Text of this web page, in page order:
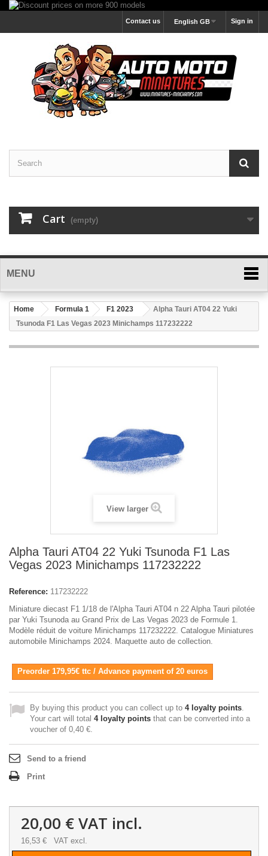
Sign in
English GB
Contact us
Cart (empty)
MENU
Home Formula 1 F1 2023
Alpha Tauri AT04 22 Yuki
Tsunoda F1 Las Vegas 2023 Minichamps 117232222
View larger
Alpha Tauri AT04 22 Yuki Tsunoda F1 Las
Vegas 2023 Minichamps 117232222
Reference: 117232222
Miniature diecast F1 1/18 de l'Alpha Tauri AT04 n 22 Alpha Tauri pilotée
par Yuki Tsunoda au Grand Prix de Las Vegas 2023 de Formule 1.
Modèle réduit de voiture Minichamps 117232222. Catalogue Miniatures
automobile Minichamps 2024. Maquette auto de collection.
Preorder 179,95€ ttc / Advance payment of 20 euros
By buying this product you can collect up to 4loyalty points.
Your cart will total 4loyalty points that can be converted into a
voucher of 0,40 €.
Send to a friend
Print
20,00 €VAT incl.
16,53 € VAT excl.